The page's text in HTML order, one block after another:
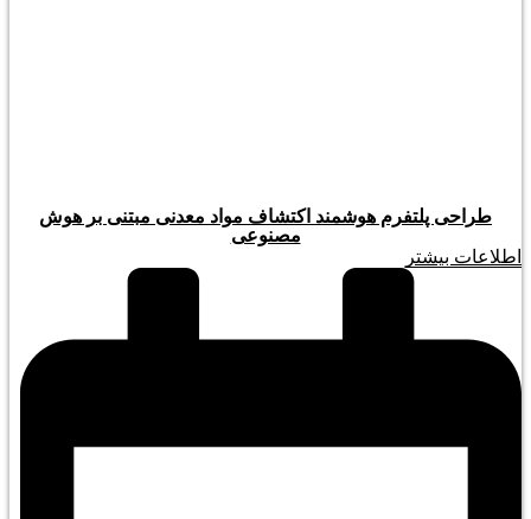
طراحی پلتفرم هوشمند اکتشاف مواد معدنی مبتنی بر هوش
مصنوعی
اطلاعات بیشتر